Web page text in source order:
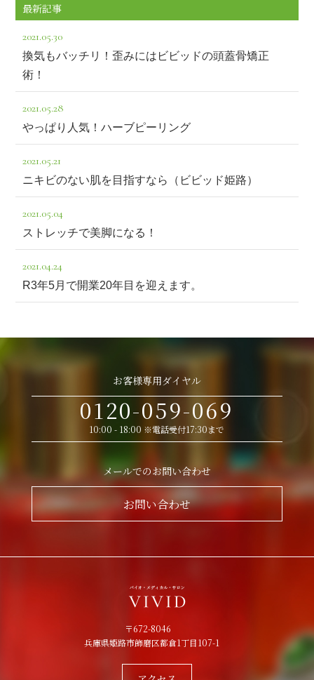
最新記事
2021.05.30
換気もバッチリ！歪みにはビビッドの頭蓋骨矯正
術！
2021.05.28
やっぱり人気！ハーブピーリング
2021.05.21
ニキビのない肌を目指すなら（ビビッド姫路）
2021.05.04
ストレッチで美脚になる！
2021.04.24
R3年5月で開業20年目を迎えます。
お客様専用ダイヤル
0120-059-069
10:00 - 18:00 ※電話受付17:30まで
メールでのお問い合わせ
お問い合わせ
〒672-8046
兵庫県姫路市飾磨区都倉1丁目107-1